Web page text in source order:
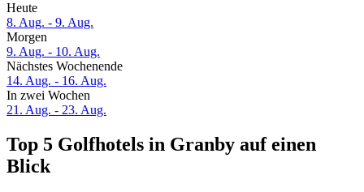
Heute
8. Aug. - 9. Aug.
Morgen
9. Aug. - 10. Aug.
Nächstes Wochenende
14. Aug. - 16. Aug.
In zwei Wochen
21. Aug. - 23. Aug.
Top 5 Golfhotels in Granby auf einen
Blick